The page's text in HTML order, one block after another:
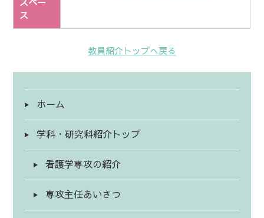
スペー
ス
教員紹介トップへ戻る
ホーム
学科・研究科紹介トップ
看護学専攻の紹介
専攻主任あいさつ